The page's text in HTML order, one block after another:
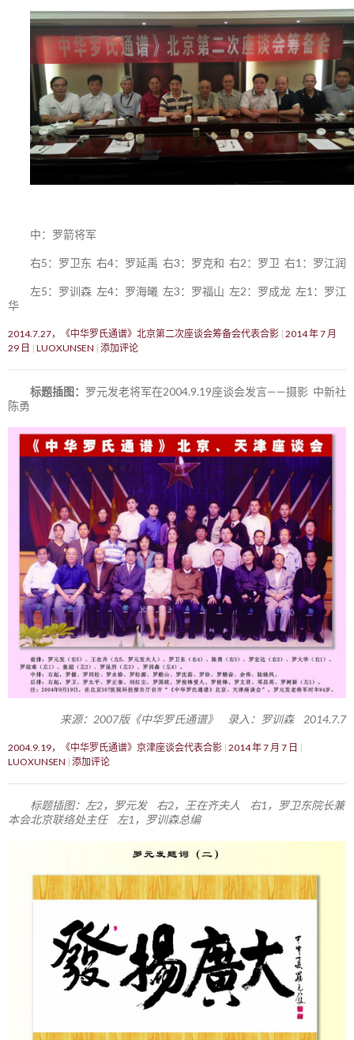
中：罗箭将军
右5：罗卫东 右4：罗延禹 右3：罗克和 右2：罗卫 右1：罗江润
左5：罗训森 左4：罗海曦 左3：罗福山 左2：罗成龙 左1：罗江
华
2014.7.27，《中华罗氏通谱》北京第二次座谈会筹备会代表合影 2014 年 7 月
29 日
LUOXUNSEN 添加评论
标题插图： 罗元发老将军在2004.9.19座谈会发言——摄影 中新社
陈勇
来源：2007版《中华罗氏通谱》 录入：罗训森 2014.7.7
2004.9.19，《中华罗氏通谱》京津座谈会代表合影 2014 年 7 月 7 日
LUOXUNSEN 添加评论
标题插图：左2，罗元发 右2，王在齐夫人 右1，罗卫东院长兼
本会北京联络处主任 左1，罗训森总编